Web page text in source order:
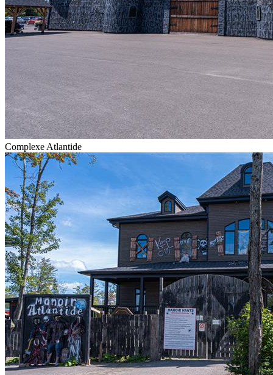
Complexe Atlantide